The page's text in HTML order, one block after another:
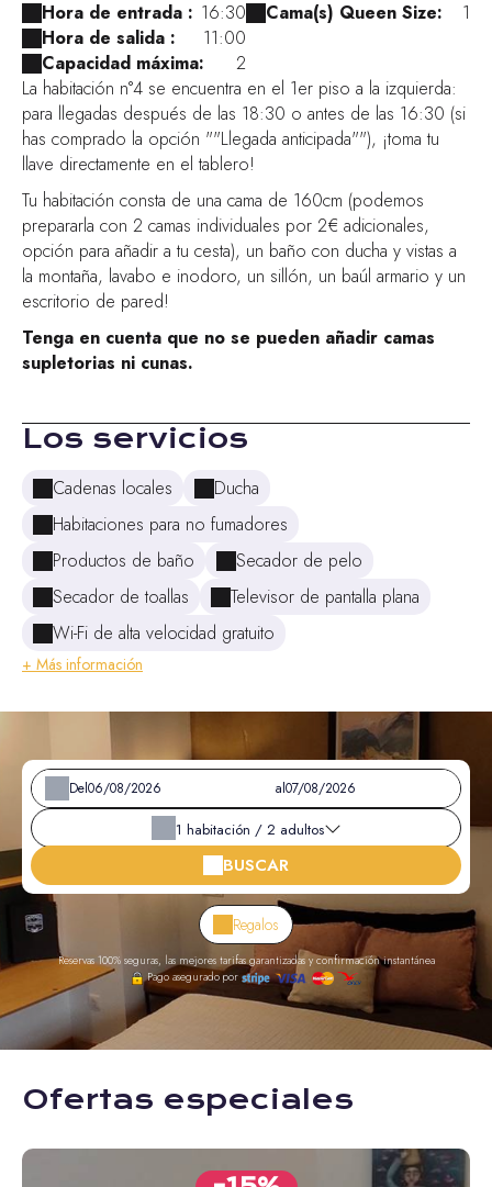
Hora de entrada : 16:30
Hora de salida :
11:00
Capacidad máxima:
2
Cama(s) Queen Size: 1
La habitación n°4 se encuentra en el 1er piso a la izquierda:
para llegadas después de las 18:30 o antes de las 16:30 (si
has comprado la opción ""Llegada anticipada""), ¡toma tu
llave directamente en el tablero!
Tu habitación consta de una cama de 160cm (podemos
prepararla con 2 camas individuales por 2€ adicionales,
opción para añadir a tu cesta), un baño con ducha y vistas a
la montaña, lavabo e inodoro, un sillón, un baúl armario y un
escritorio de pared!
Tenga en cuenta que no se pueden añadir camas
supletorias ni cunas.
Los servicios
Cadenas locales
Ducha
Habitaciones para no fumadores
Productos de baño
Secador de pelo
Secador de toallas
Televisor de pantalla plana
Wi-Fi de alta velocidad gratuito
+ Más información
Del al
1 habitación / 2 adultos
BUSCAR
Regalos
Reservas 100% seguras, las mejores tarifas garantizadas y confirmación instantánea
Pago asegurado por
Ofertas especiales